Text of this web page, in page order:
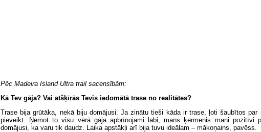
Pēc Madeira Island Ultra trail sacensībām:
Kā Tev gāja? Vai atšķīrās Tevis iedomātā trase no realitātes?
Trase bija grūtāka, nekā biju domājusi. Ja zinātu tieši kāda ir trase, ļoti šaubītos par
pieveikt. Ņemot to visu vērā gāja apbrīnojami labi, mans ķermenis mani pozitīvi
domājusi, ka varu tik daudz. Laika apstākļi arī bija tuvu ideālam – mākoņains, pavēss.